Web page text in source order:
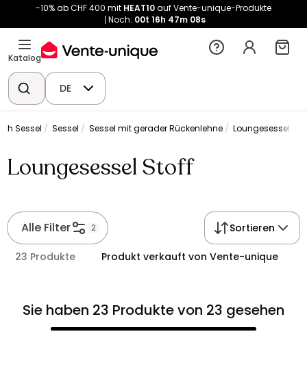
-10% ab CHF 400 mit HEAT10auf Vente-unique-Produkte
Noch: 00t 16h 47m 08s
Katalog
DE
Sessel Sessel Sessel mit gerader Rückenlehne Loungesessel
Loungesessel Stoff
Alle Filter 2 Sortieren
23 Produkte Produkt verkauft von Vente-unique
Sie haben 23 Produkte von 23 gesehen